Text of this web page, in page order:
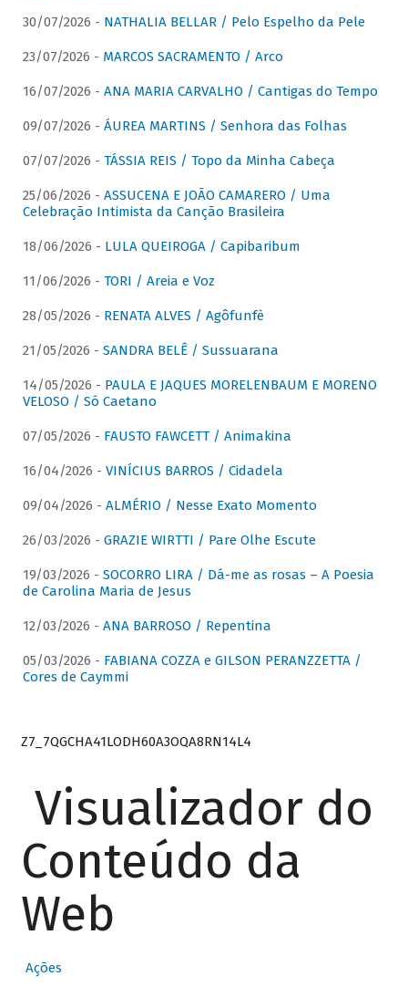
30/07/2026 - NATHALIA BELLAR / Pelo Espelho da Pele
23/07/2026 - MARCOS SACRAMENTO / Arco
16/07/2026 - ANA MARIA CARVALHO / Cantigas do Tempo
09/07/2026 - ÁUREA MARTINS / Senhora das Folhas
07/07/2026 - TÁSSIA REIS / Topo da Minha Cabeça
25/06/2026 - ASSUCENA E JOÃO CAMARERO / Uma
Celebração Intimista da Canção Brasileira
18/06/2026 - LULA QUEIROGA / Capibaribum
11/06/2026 - TORI / Areia e Voz
28/05/2026 - RENATA ALVES / Agôfunfè
21/05/2026 - SANDRA BELÊ / Sussuarana
14/05/2026 - PAULA E JAQUES MORELENBAUM E MORENO
VELOSO / Só Caetano
07/05/2026 - FAUSTO FAWCETT / Animakina
16/04/2026 - VINÍCIUS BARROS / Cidadela
09/04/2026 - ALMÉRIO / Nesse Exato Momento
26/03/2026 - GRAZIE WIRTTI / Pare Olhe Escute
19/03/2026 - SOCORRO LIRA / Dá-me as rosas – A Poesia
de Carolina Maria de Jesus
12/03/2026 - ANA BARROSO / Repentina
05/03/2026 - FABIANA COZZA e GILSON PERANZZETTA /
Cores de Caymmi
Z7_7QGCHA41LODH60A3OQA8RN14L4
Visualizador do
Conteúdo da
Web
Ações